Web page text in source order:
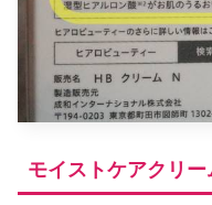
モイストケアクリ